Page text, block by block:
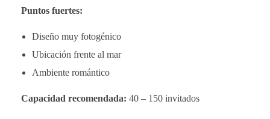
Puntos fuertes:
Diseño muy fotogénico
Ubicación frente al mar
Ambiente romántico
Capacidad recomendada: 40 – 150 invitados